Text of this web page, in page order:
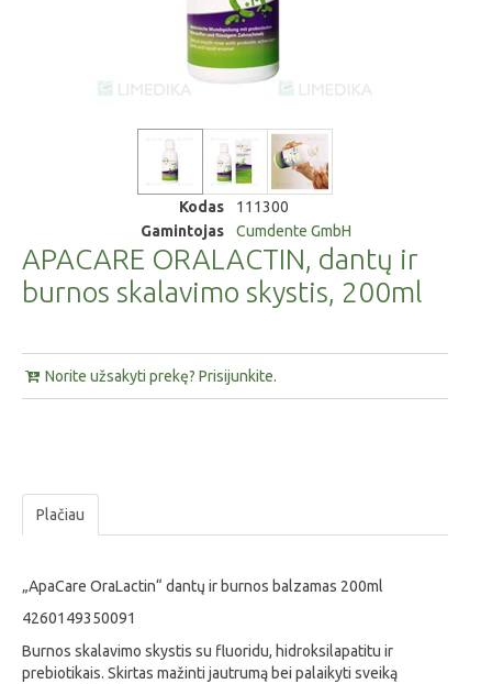
Kodas
111300
Gamintojas
Cumdente GmbH
APACARE ORALACTIN, dantų ir
burnos skalavimo skystis, 200ml
Norite užsakyti prekę? Prisijunkite.
Plačiau
„ApaCare OraLactin“ dantų ir burnos balzamas 200ml
4260149350091
Burnos skalavimo skystis su fluoridu, hidroksilapatitu ir
prebiotikais. Skirtas mažinti jautrumą bei palaikyti sveiką